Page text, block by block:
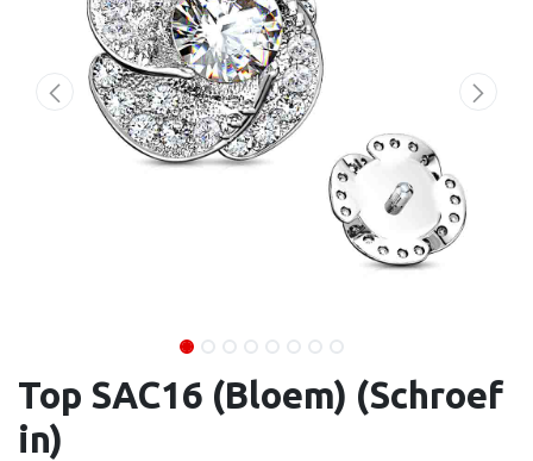
Top SAC16 (Bloem) (Schroef
in)